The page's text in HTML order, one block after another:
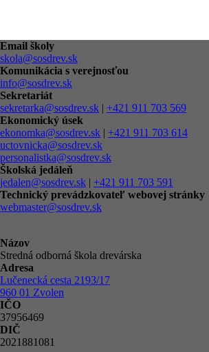
Email školy
skola@sosdrev.sk
Komunikácia s verejnosťou
info@sosdrev.sk
Sekretariát
sekretarka@sosdrev.sk | +421 911 703 569
Ekonomický úsek
ekonomka@sosdrev.sk | +421 911 703 614
uctovnicka@sosdrev.sk
personalistka@sosdrev.sk
Školská jedáleň
jedalen@sosdrev.sk | +421 911 703 591‬
Technický prevádzkovateľ webovej stránky
webmaster@sosdrev.sk
Názov
Stredná odborná škola drevárska
Adresa
Lučenecká cesta 2193/17
960 01 Zvolen
IČO
37956469
DIČ
2021881081